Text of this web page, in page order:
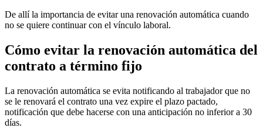
De allí la importancia de evitar una renovación automática cuando
no se quiere continuar con el vínculo laboral.
Cómo evitar la renovación automática del
contrato a término fijo
La renovación automática se evita notificando al trabajador que no
se le renovará el contrato una vez expire el plazo pactado,
notificación que debe hacerse con una anticipación no inferior a 30
días.